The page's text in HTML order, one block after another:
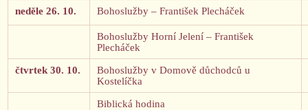
neděle 26. 10. Bohoslužby – František Plecháček
Bohoslužby Horní Jelení – František
Plecháček
čtvrtek 30. 10.
Bohoslužby v Domově důchodců u
Kostelíčka
Biblická hodina